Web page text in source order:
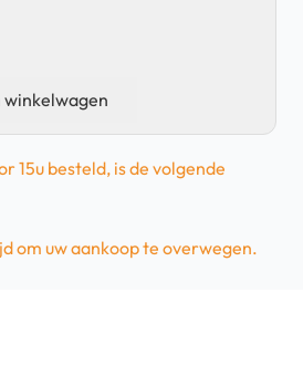
winkelwagen
15u besteld, is de volgende
om uw aankoop te overwegen.